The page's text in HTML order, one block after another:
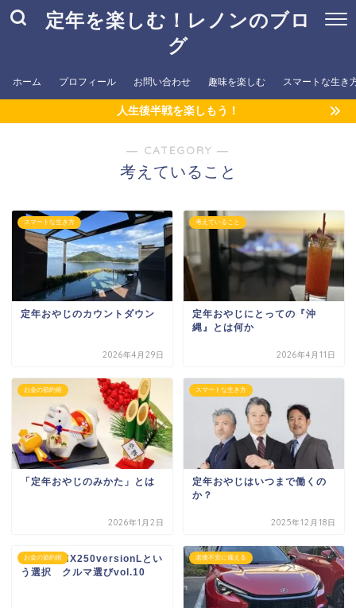
定年を楽しむ！レノンのブロ
グ
ホーム プロフィール お問い合わせ 趣味を楽しむ スマートな生き
人生後半戦を楽しもう！
― CATEGORY ―
考えていること
スマートな生き方
定年おやじのカウントダウン
2026年4月29日
考えていること
定年おやじにとっての『沖
縄』とは何か
2026年4月11日
お金の節約術
「定年おやじのみかた」とは
2026年1月2日
スマートな生き方
定年おやじはいつまで働くの
か？
2025年12月18日
お金の節約術
レクサスNX250versionLとい
う選択 クルマ選びvol.10
老後不安に備える